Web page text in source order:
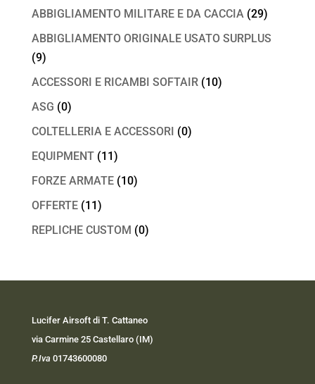
ABBIGLIAMENTO MILITARE E DA CACCIA (29)
ABBIGLIAMENTO ORIGINALE USATO SURPLUS
(9)
ACCESSORI E RICAMBI SOFTAIR (10)
ASG (0)
COLTELLERIA E ACCESSORI (0)
EQUIPMENT (11)
FORZE ARMATE (10)
OFFERTE (11)
REPLICHE CUSTOM (0)
Lucifer Airsoft di T. Cattaneo
via Carmine 25 Castellaro (IM)
P.Iva 01743600080